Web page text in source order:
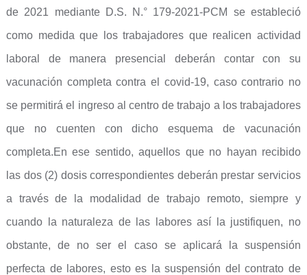
de 2021 mediante D.S. N.° 179-2021-PCM se estableció
como medida que los trabajadores que realicen actividad
laboral de manera presencial deberán contar con su
vacunación completa contra el covid-19, caso contrario no
se permitirá el ingreso al centro de trabajo a los trabajadores
que no cuenten con dicho esquema de vacunación
completa.En ese sentido, aquellos que no hayan recibido
las dos (2) dosis correspondientes deberán prestar servicios
a través de la modalidad de trabajo remoto, siempre y
cuando la naturaleza de las labores así la justifiquen, no
obstante, de no ser el caso se aplicará la suspensión
perfecta de labores, esto es la suspensión del contrato de